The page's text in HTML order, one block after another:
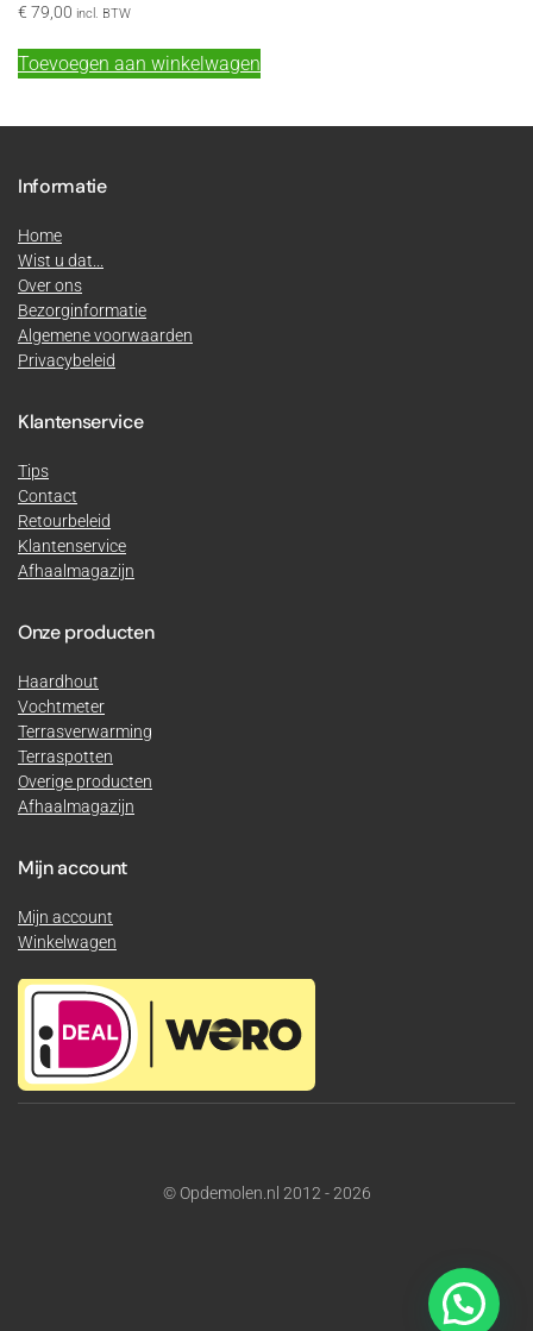
€ 79,00 incl. BTW
Toevoegen aan winkelwagen
Informatie
Home
Wist u dat...
Over ons
Bezorginformatie
Algemene voorwaarden
Privacybeleid
Klantenservice
Tips
Contact
Retourbeleid
Klantenservice
Afhaalmagazijn
Onze producten
Haardhout
Vochtmeter
Terrasverwarming
Terraspotten
Overige producten
Afhaalmagazijn
Mijn account
Mijn account
Winkelwagen
© Opdemolen.nl 2012 - 2026